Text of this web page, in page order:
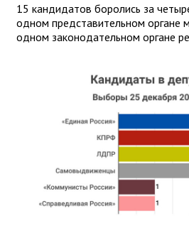
15 кандидатов боролись за
одном представительном органе
одном законодательном органе